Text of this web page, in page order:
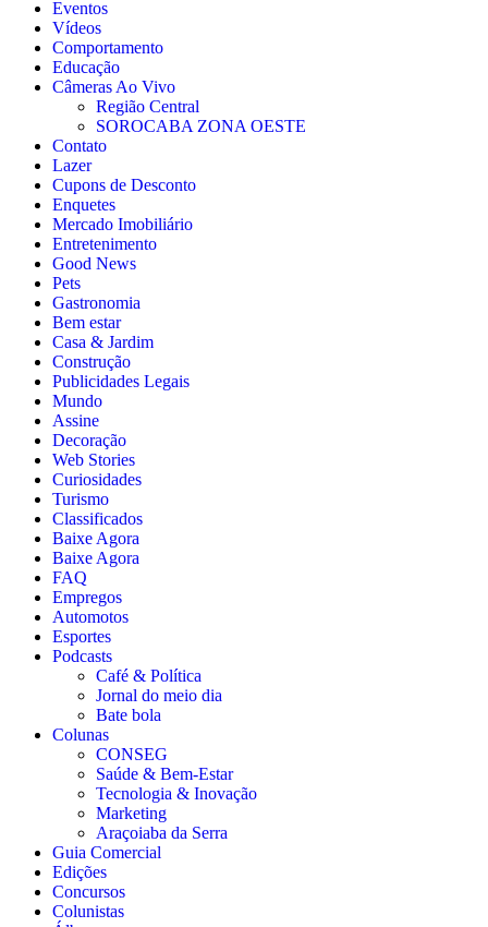
Eventos
Vídeos
Comportamento
Educação
Câmeras Ao Vivo
Região Central
SOROCABA ZONA OESTE
Contato
Lazer
Cupons de Desconto
Enquetes
Mercado Imobiliário
Entretenimento
Good News
Pets
Gastronomia
Bem estar
Casa & Jardim
Construção
Publicidades Legais
Mundo
Assine
Decoração
Web Stories
Curiosidades
Turismo
Classificados
Baixe Agora
Baixe Agora
FAQ
Empregos
Automotos
Esportes
Podcasts
Café & Política
Jornal do meio dia
Bate bola
Colunas
CONSEG
Saúde & Bem-Estar
Tecnologia & Inovação
Marketing
Araçoiaba da Serra
Guia Comercial
Edições
Concursos
Colunistas